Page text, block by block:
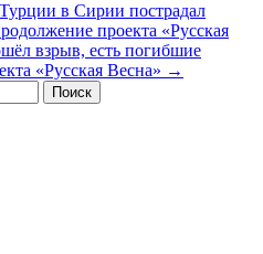
в Сирии пострадал
проекта «Русская
взрыв, есть погибшие
«Русская Весна» →